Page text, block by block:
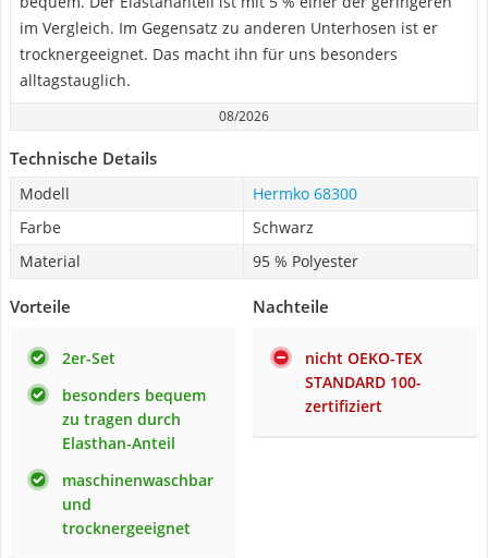
im Vergleich. Im Gegensatz zu anderen Unterhosen ist er
trocknergeeignet. Das macht ihn für uns besonders
alltagstauglich.
08/2026
Technische Details
Modell
Hermko 68300
Farbe
Schwarz
Material
95 % Polyester
Vorteile
2er-Set
besonders bequem
zu tragen durch
Elasthan-Anteil
maschinenwaschbar
und
trocknergeeignet
Nachteile
nicht OEKO-TEX
STANDARD 100-
zertifiziert